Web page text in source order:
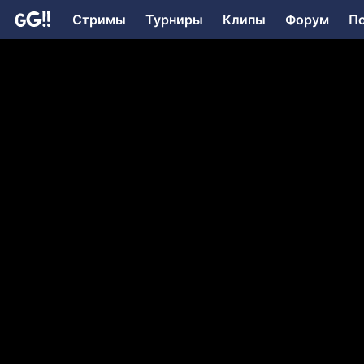
Стримы Турниры Клипы Форум